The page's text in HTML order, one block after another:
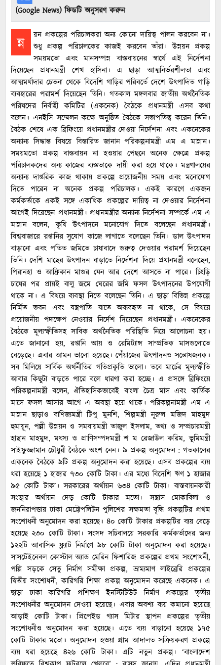
(Google News) ফিডটি অনুসরণ করুন
ন্ন
য়ন প্রকল্পের পরিচালকরা অন্য কোনো দায়িত্ব পালন করবেন না।
শুধু প্রকল্প পরিচালকের কাজই করবেন তাঁরা। উন্নয়ন প্রকল্প
সময়মতো এবং মানসম্পন্ন বাস্তবায়নের স্বার্থে এই নির্দেশনা
দিয়েছেন প্রধানমন্ত্রী শেখ হাসিনা। এ ছাড়া আত্মনির্ভরশীলতা এবং
আত্মমর্যাদার চেতনা থেকে বিদেশি গাড়ির পরিবর্তে দেশে উৎপাদিত গাড়ি
ব্যবহারের পরামর্শ দিয়েছেন তিনি। গতকাল মঙ্গলবার জাতীয় অর্থনৈতিক
পরিষদের নির্বাহী কমিটির (একনেক) বৈঠকে প্রধানমন্ত্রী এসব কথা
বলেন। এনইসি সম্মেলন কক্ষে অনুষ্ঠিত বৈঠকে সভাপতিত্ব করেন তিনি।
বৈঠক শেষে এক ব্রিফিংয়ে প্রধানমন্ত্রীর দেওয়া নির্দেশনা এবং একনেকের
অন্যান্য সিদ্ধান্ত বিষয়ে বিস্তারিত জানান পরিকল্পনামন্ত্রী এম এ মান্নান।
সময়মতো প্রকল্প বাস্তবায়ন না হওয়ার পেছনে অনেক ক্ষেত্রে প্রকল্প
পরিচালকদের অন্য কাজের ব্যস্ততাকে দায়ী করা হয়ে থাকে। মন্ত্রণালয়ের
অন্যান্য দাপ্তরিক কাজ থাকায় প্রকল্পে প্রয়োজনীয় সময় এবং মনোযোগ
দিতে পারেন না অনেক প্রকল্প পরিচালক। একই কারণে একজন
কর্মকর্তাকে একই সঙ্গে একাধিক প্রকল্পের দায়িত্ব না দেওয়ার নির্দেশনা
আগেই দিয়েছেন প্রধানমন্ত্রী। প্রধানমন্ত্রীর অন্যান্য নির্দেশনা সম্পর্কে এম এ
মান্নান বলেন, কৃষি উৎপাদনে মনোযোগ দিতে বলেছেন প্রধানমন্ত্রী।
বিশ্ববাজারে রপ্তানির সুযোগ কাজে লাগাতে বলেছেন তিনি। ডাল উৎপাদন
বাড়ানো এবং পতিত জমিতে চাষাবাদে গুরুত্ব দেওয়ার পরামর্শ দিয়েছেন
তিনি। দেশি মাছের উৎপাদন বাড়াতে নির্দেশনা দিয়ে প্রধানমন্ত্রী বলেছেন,
পিরানহা ও আফ্রিকান মাগুর যেন আর দেশে আসতে না পারে। চিংড়ি
চাষের পর প্রায়ই বালু জমে ঘেরের জমি ফসল উৎপাদনের উপযোগী
থাকে না। এ বিষয়ে ব্যবস্থা নিতে বলেছেন তিনি। এ ছাড়া বিভিন্ন প্রকল্পে
নির্মিত ভবন এবং যন্ত্রপাতি যাতে অব্যবহৃত না থাকে, সে বিষয়ে
প্রয়োজনীয় পদক্ষেপ নেওয়ার নির্দেশ দিয়েছেন প্রধানমন্ত্রী। একনেকের
বৈঠকে মূল্যস্ফীতিসহ সাবিক অর্থনৈতিক পরিস্থিতি নিয়ে আলোচনা হয়।
এতে জানানো হয়, রপ্তানি আয় ও রেমিট্যান্স সাম্প্রতিক মাসগুলোতে
বেড়েছে। এবার আমন ভালো হয়েছে। পেঁয়াজের উৎপাদনও সন্তোষজনক।
সব মিলিয়ে সার্বিক অর্থনীতির গতিপ্রকৃতি ভালো। তবে মার্চের মূল্যস্ফীতি
আবার কিছুটা বাড়তে পারে বলে ধারণা করা হচ্ছে। এ প্রসঙ্গে ব্রিফিংয়ে
পরিকল্পনামন্ত্রী বলেন, ঐতিহাসিকভাবেই বাংলা চৈত্র মাস এবং কার্তিক
মাসে ফসল আসার আগে এ অবস্থা হয়ে থাকে। পরিকল্পনামন্ত্রী এম এ
মান্নান ছাড়াও বাণিজ্যমন্ত্রী টিপু মুনশি, শিল্পমন্ত্রী নূরুল মজিদ মাহমুদ
হুমায়ূন, পল্লী উন্নয়ন ও সমবায়মন্ত্রী তাজুল ইসলাম, তথ্য ও সম্প্রচারমন্ত্রী
হাছান মাহমুদ, মৎস্য ও প্রাণিসম্পদমন্ত্রী শ ম রেজাউল করিম, ভূমিমন্ত্রী
সাইফুজ্জামান চৌধুরী বৈঠকে অংশ নেন। ৯ প্রকল্প অনুমোদন : গতকালের
একনেক বৈঠকে ৯টি প্রকল্প অনুমোদন করা হয়েছে। এসব প্রকল্পের ব্যয়
ধরা হয়েছে ১ হাজার ৭৩০ কোটি টাকা। এর মধ্যে বিদেশি ঋণ ১ হাজার
৯৫ কোটি টাকা। সরকারের অর্থায়ন ৬৩৪ কোটি টাকা। বাস্তবায়নকারী
সংস্থার অর্থায়ন দেড় কোটি টাকার মতো। সন্ত্রাস মোকাবিলা ও
জননিরাপত্তায় ঢাকা মেট্রোপলিটন পুলিশের সক্ষমতা বৃদ্ধি প্রকল্পটির প্রথম
সংশোধনী অনুমোদন করা হয়েছে। ৪০ কোটি টাকার প্রকল্পটির ব্যয় বেড়ে
হয়েছে ২৩০ কোটি টাকা। সংসদ সচিবালয়ে সরকারি কর্মকর্তাদের জন্য
১২২টি আবাসিক ফ্ল্যাট নির্মাণে ৯৮ কোটি টাকা অনুমোদন করা হয়েছে।
সাসটেইনেবল কোস্টাল অ্যান্ড মেরিন ফিশারিজ প্রকল্পের প্রথম সংশোধনী,
পল্লি সড়কে সেতু নির্মাণ সমীক্ষা প্রকল্প, ভ্রাম্যমাণ লাইব্রেরি প্রকল্পের
দ্বিতীয় সংশোধনী, কারিগরি শিক্ষা প্রকল্প অনুমোদন করেছে একনেক। এ
ছাড়া ঢাকা কারিগরি প্রশিক্ষণ ইনস্টিটিউট নির্মাণ প্রকল্পের তৃতীয়
সংশোধনীর অনুমোদন দেওয়া হয়েছে। এবার অবশ্য ব্যয় কমানো হয়েছে
আড়াই কোটি টাকা। প্রিপেইড গ্যাস মিটার স্থাপন প্রকল্পের তৃতীয়
সংশোধনীও অনুমোদন করা হয়েছে। এতে ব্যয় বাড়ানো হয়েছে ১৭৫
কোটি টাকার মতো। অনুমোদন হওয়া গ্রাম আদালত সক্রিয়করণ প্রকল্পে
ব্যয় ধরা হয়েছে ৪২৬ কোটি টাকা। এটি নতুন প্রকল্প। ‘বাংলাদেশ